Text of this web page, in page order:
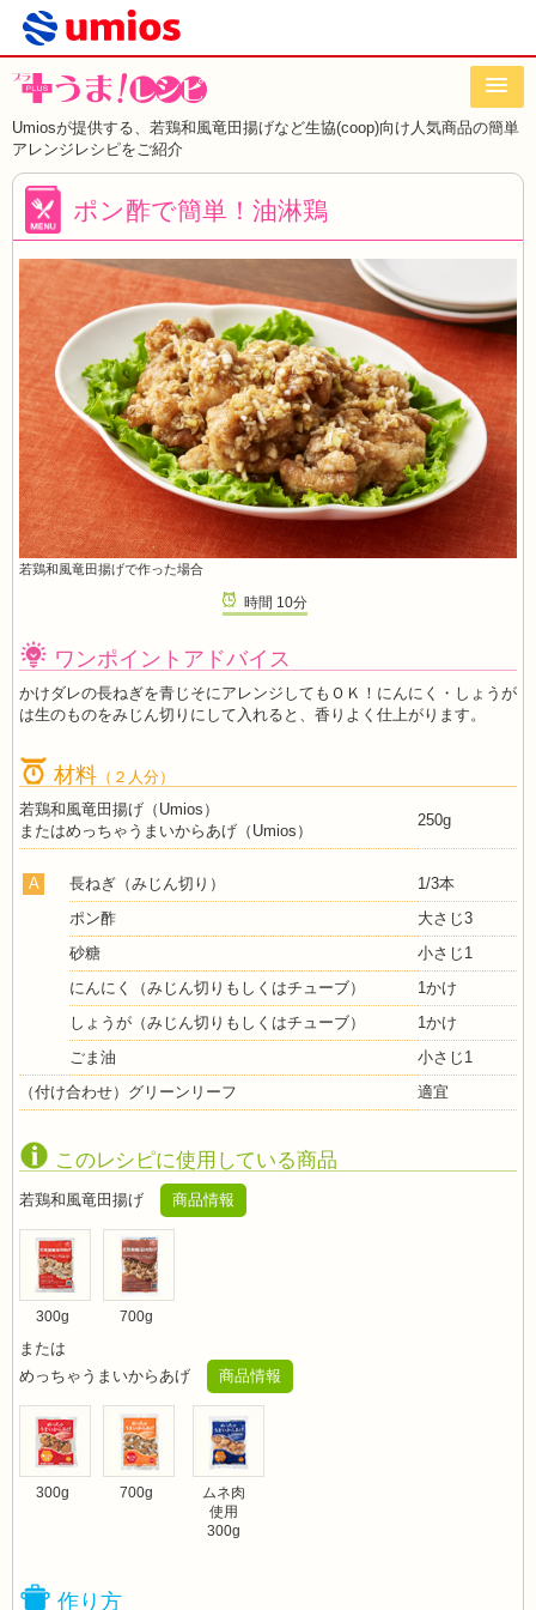
Umiosが提供する、若鶏和風竜田揚げなど生協(coop)向け人気商品の簡単
アレンジレシピをご紹介
ポン酢で簡単！油淋鶏
若鶏和風竜田揚げで作った場合
時間 10分
ワンポイントアドバイス
かけダレの長ねぎを青じそにアレンジしてもＯＫ！にんにく・しょうが
は生のものをみじん切りにして入れると、香りよく仕上がります。
材料（２人分）
若鶏和風竜田揚げ（Umios）
またはめっちゃうまいからあげ（Umios）
250g
A 長ねぎ（みじん切り）
1/3本
ポン酢
大さじ3
砂糖
小さじ1
にんにく（みじん切りもしくはチューブ）
1かけ
しょうが（みじん切りもしくはチューブ）
1かけ
ごま油
小さじ1
（付け合わせ）グリーンリーフ
適宜
このレシピに使用している商品
若鶏和風竜田揚げ 商品情報
300g 700g
または
めっちゃうまいからあげ
商品情報
300g 700g
ムネ肉
使用
300g
作り方